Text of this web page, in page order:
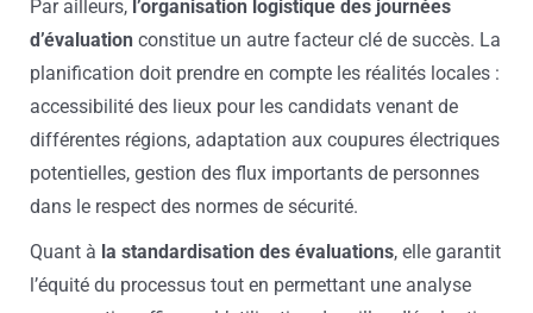
Par ailleurs, l’organisation logistique des journées
d’évaluation constitue un autre facteur clé de succès. La
planification doit prendre en compte les réalités locales :
accessibilité des lieux pour les candidats venant de
différentes régions, adaptation aux coupures électriques
potentielles, gestion des flux importants de personnes
dans le respect des normes de sécurité.
Quant à la standardisation des évaluations, elle garantit
l’équité du processus tout en permettant une analyse